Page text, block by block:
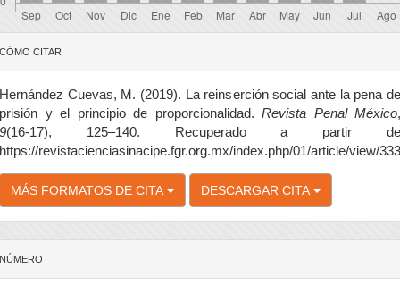
CÓMO CITAR
Hernández Cuevas, M. (2019). La reinserción social ante la pena de
prisión y el principio de proporcionalidad. Revista Penal México,
9(16-17), 125–140. Recuperado a partir de
https://revistacienciasinacipe.fgr.org.mx/index.php/01/article/view/333
MÁS FORMATOS DE CITA DESCARGAR CITA
NÚMERO